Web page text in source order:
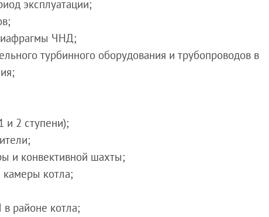
эксплуатации;
ЧНД;
турбинного оборудования и трубопроводов в
и 2 ступени);
и конвективной шахты;
котла;
районе котла;